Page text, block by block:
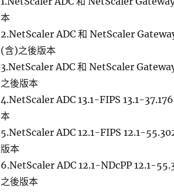
本
2.NetScaler ADC 和 NetScaler
(含)之後版本
3.NetScaler ADC 和 NetScaler
之後版本
4.NetScaler ADC 13.1-FIPS 13.1-
本
5.NetScaler ADC 12.1-FIPS 12.1-
版本
6.NetScaler ADC 12.1-NDcPP 12.1-
之後版本